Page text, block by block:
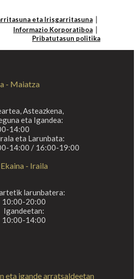
eta Irisgarritasuna
Informazio Korporatiboa
Pribatutasun politika
- Maiatza
Asteazkena,
eta Igandea:
14:00
eta Larunbata:
14:00 / 16:00-19:00
Ekaina - Iraila
larunbatera:
10:00-20:00
Igandeetan:
10:00-14:00
eta igande arratsaldeetan